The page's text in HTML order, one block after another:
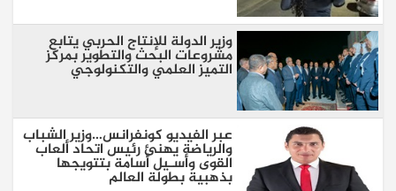
وزير الدولة للإنتاج الحربي يتابع
مشروعات البحث والتطوير بمركز
التميز العلمي والتكنولوجي
عبر الفيديو كونفرانس…وزير الشباب
والرياضة يهنئ رئيس اتحاد ألعاب
القوى وأسـيل أسامة بتتويجها
بذهبية بطولة العالم